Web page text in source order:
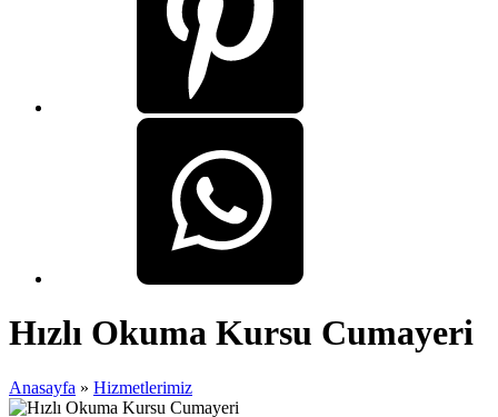
Hızlı Okuma Kursu Cumayeri
Anasayfa » Hizmetlerimiz